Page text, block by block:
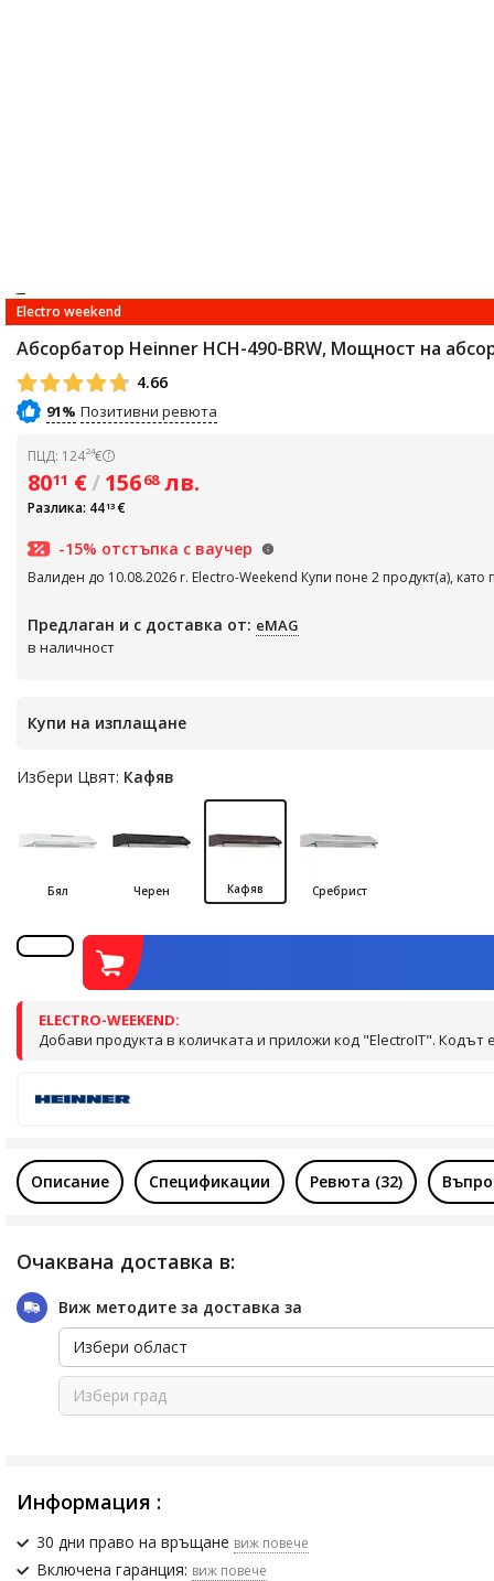
Electro weekend
Абсорбатор Heinner HCH-490-BRW, Мощност на
4.66
91%
Очаквана доставка в:
Виж методите за доставка за
Избери област
Избери град
Информация :
30 дни право на връщане виж повече
Включена гаранция: виж повече
ПЦД: 12424€
8011 €/15668 лв.
Разлика: 4413 €
-15% отстъпка с ваучер
Валиден до 10.08.2026 r. Electro-Weekend Купи поне 2 продукт(а), като
Предлаган и с доставка от: eMAG
в наличност
Купи на изплащане
Избери Цвят: Кафяв
Бял Черен Кафяв Сребрист
ELECTRO-WEEKEND:
Добави продукта в количката и приложи код "ElectroIT".
Описание Спецификации Ревюта (32)